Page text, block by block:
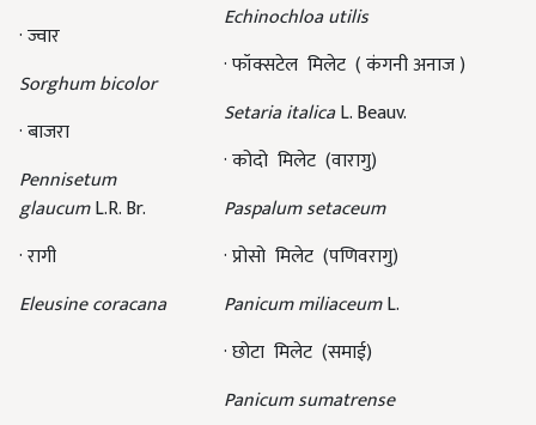
·ज्वार
Sorghum bicolor
·बाजरा
Pennisetum
glaucumL.R. Br.
·रागी
Eleusine coracana
Echinochloa utilis
·फॉक्सटेल मिलेट ( कंगनी अनाज )
Setaria italicaL. Beauv.
·कोदो मिलेट (वारागु)
Paspalum setaceum
·प्रोसो मिलेट (पणिवरागु)
Panicum miliaceumL.
·छोटा मिलेट (समाई)
Panicum sumatrense